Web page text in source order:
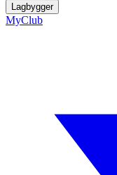
Lagbygger
MyClub